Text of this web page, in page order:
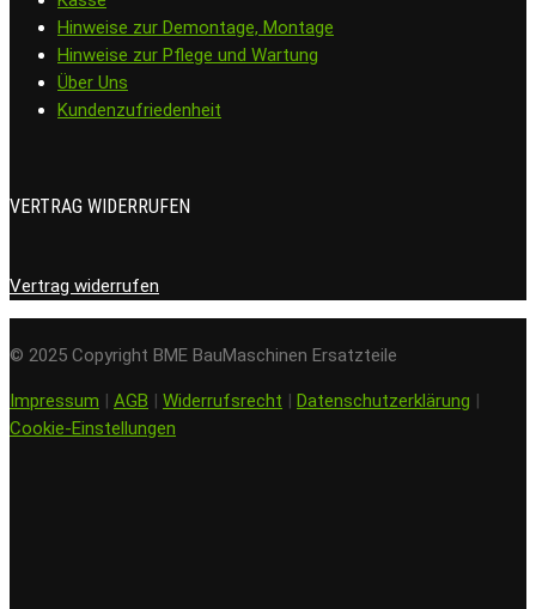
Hinweise zur Demontage, Montage
Hinweise zur Pflege und Wartung
Über Uns
Kundenzufriedenheit
VERTRAG WIDERRUFEN
Vertrag widerrufen
© 2025 Copyright BME BauMaschinen Ersatzteile
Impressum | AGB | Widerrufsrecht | Datenschutzerklärung |
Cookie-Einstellungen